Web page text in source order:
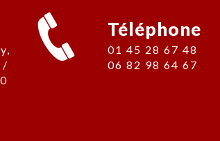
/
Téléphone
01 45 28 67 48
06 82 98 64 67